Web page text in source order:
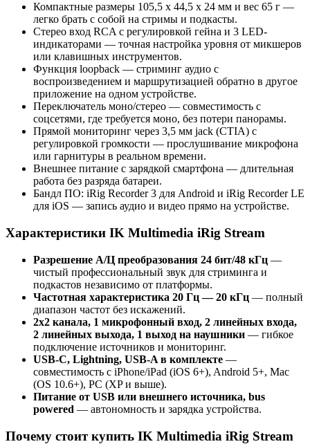
Компактные размеры 105,5 x 44,5 x 24 мм и вес 65 г —
легко брать с собой на стримы и подкасты.
Стерео вход RCA с регулировкой гейна и 3 LED-
индикаторами — точная настройка уровня от микшеров
или клавишных инструментов.
Функция loopback — стриминг аудио с
воспроизведением и маршрутизацией обратно в другое
приложение на одном устройстве.
Переключатель моно/стерео — совместимость с
соцсетями, где требуется моно, без потери панорамы.
Прямой мониторинг через 3,5 мм jack (CTIA) с
регулировкой громкости — прослушивание микрофона
или гарнитуры в реальном времени.
Внешнее питание с зарядкой смартфона — длительная
работа без разряда батареи.
Бандл ПО: iRig Recorder 3 для Android и iRig Recorder LE
для iOS — запись аудио и видео прямо на устройстве.
Характеристики IK Multimedia iRig Stream
Разрешение А/Ц преобразования 24 бит/48 кГц —
чистый профессиональный звук для стриминга и
подкастов независимо от платформы.
Частотная характеристика 20 Гц — 20 кГц — полный
диапазон частот без искажений.
2x2 канала, 1 микрофонный вход, 2 линейных входа,
2 линейных выхода, 1 выход на наушники — гибкое
подключение источников и мониторинг.
USB-C, Lightning, USB-A в комплекте —
совместимость с iPhone/iPad (iOS 6+), Android 5+, Mac
(OS 10.6+), PC (XP и выше).
Питание от USB или внешнего источника, bus
powered — автономность и зарядка устройства.
Почему стоит купить IK Multimedia iRig Stream